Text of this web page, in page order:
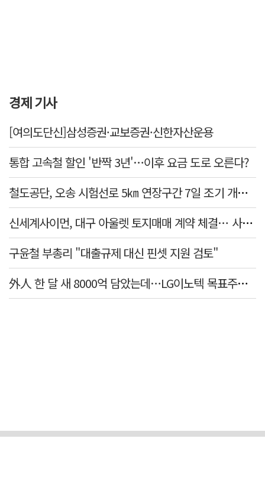
경제 기사
[여의도단신]삼성증권·교보증권·신한자산운용
통합 고속철 할인 '반짝 3년'…이후 요금 도로 오른다?
철도공단, 오송 시험선로 5㎞ 연장구간 7일 조기 개통…LA 메트로 사업 지원
신세계사이먼, 대구 아울렛 토지매매 계약 체결… 사업 본궤도
구윤철 부총리 "대출규제 대신 핀셋 지원 검토"
外人 한 달 새 8000억 담았는데…LG이노텍 목표주가는 왜 엇갈릴까